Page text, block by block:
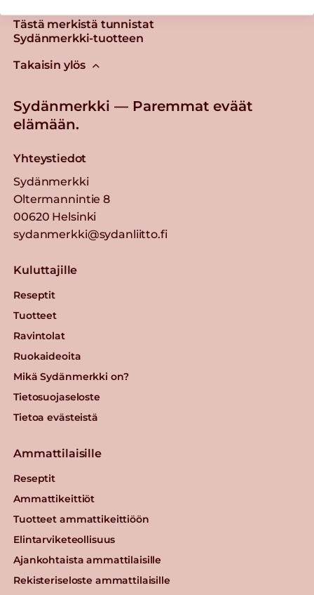
Tästä merkistä tunnistat
Sydänmerkki-tuotteen
Takaisin ylös
Sydänmerkki — Paremmat eväät
elämään.
Yhteystiedot
Sydänmerkki
Oltermannintie 8
00620 Helsinki
sydanmerkki@sydanliitto.fi
Kuluttajille
Reseptit
Tuotteet
Ravintolat
Ruokaideoita
Mikä Sydänmerkki on?
Tietosuojaseloste
Tietoa evästeistä
Ammattilaisille
Reseptit
Ammattikeittiöt
Tuotteet ammattikeittiöön
Elintarviketeollisuus
Ajankohtaista ammattilaisille
Rekisteriseloste ammattilaisille